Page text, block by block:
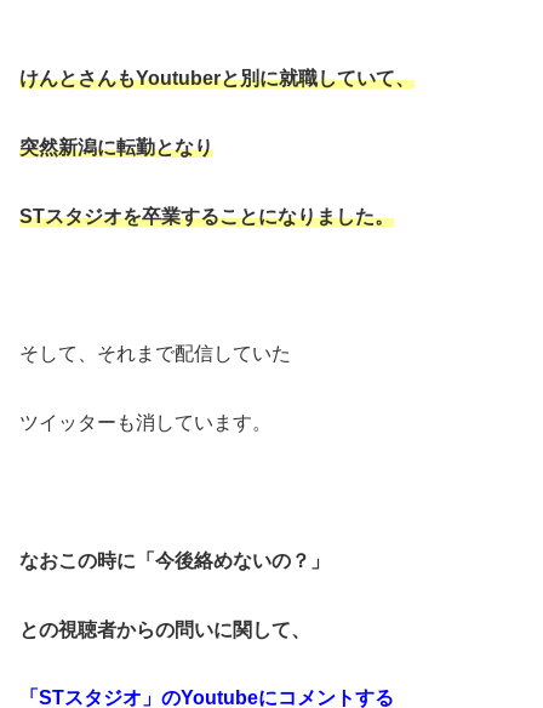
けんとさんもYoutuberと別に就職していて、
突然新潟に転勤となり
STスタジオを卒業することになりました。
そして、それまで配信していた
ツイッターも消しています。
なおこの時に「今後絡めないの？」
との視聴者からの問いに関して、
「STスタジオ」のYoutubeにコメントする